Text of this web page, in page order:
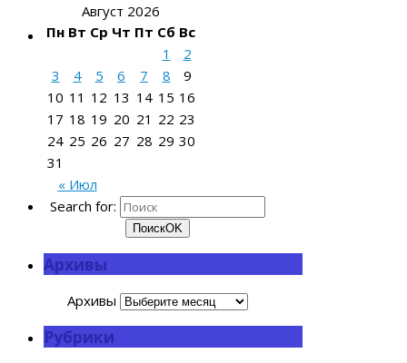
Август 2026
Пн Вт Ср Чт Пт Сб Вс
« Июл
1
2
3
4 5 6 7 8
9
10 11 12 13 14 15 16
17 18 19 20 21 22 23
24 25 26 27 28 29 30
31
Search for:
ПоискOK
Архивы
Архивы
Рубрики